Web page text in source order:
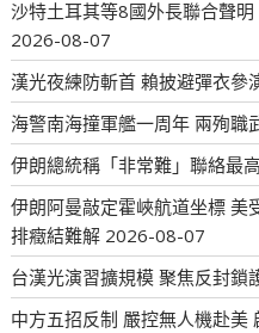
沙特土耳其等8國外長聯合聲
2026-08-07
漢光夜練防斬首 賴披避彈衣參
海警南海撞軍艦一周年 兩殉職
伊朗總統稱「非常難」聯絡最
伊朗阿曼敲定霍峽航道坐標 美
排癥結難解 2026-08-07
台漢光演習擴規模 聚焦反封鎖
中方五招反制 嚴控無人機赴美